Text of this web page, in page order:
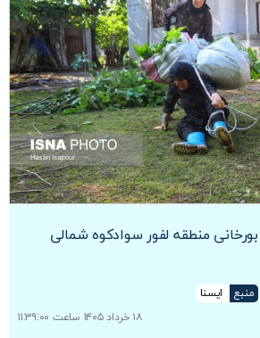
منطقه لفور سوادکوه شمالی
منبع
ایسنا
۱۸ خرداد ۱۴۰۵ ساعت ۱۱:۳۹:۰۰